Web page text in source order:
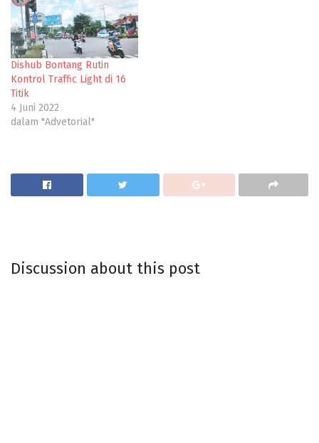
Dishub Bontang Rutin
Kontrol Traffic Light di 16
Titik
4 Juni 2022
dalam "Advetorial"
Discussion about this post